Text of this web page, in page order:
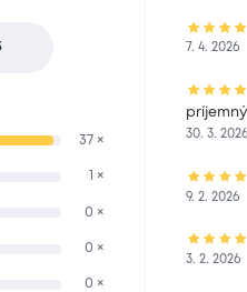
37 ×
1 ×
0 ×
0 ×
0 ×
7. 4. 2026
30. 3. 2026
9. 2. 2026
3. 2. 2026